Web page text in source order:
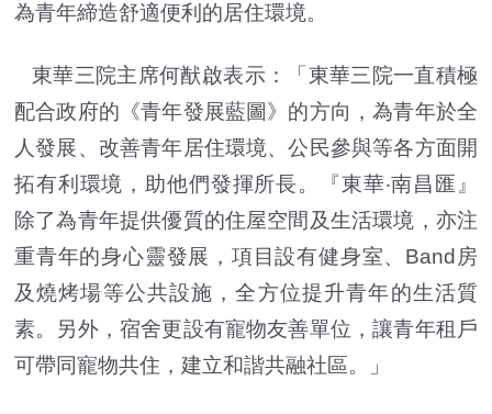
為青年締造舒適便利的居住環境。
東華三院主席何猷啟表示：「東華三院一直積極
配合政府的《青年發展藍圖》的方向，為青年於全
人發展、改善青年居住環境、公民參與等各方面開
拓有利環境，助他們發揮所長。『東華‧南昌匯』
除了為青年提供優質的住屋空間及生活環境，亦注
重青年的身心靈發展，項目設有健身室、Band房
及燒烤場等公共設施，全方位提升青年的生活質
素。另外，宿舍更設有寵物友善單位，讓青年租戶
可帶同寵物共住，建立和諧共融社區。」